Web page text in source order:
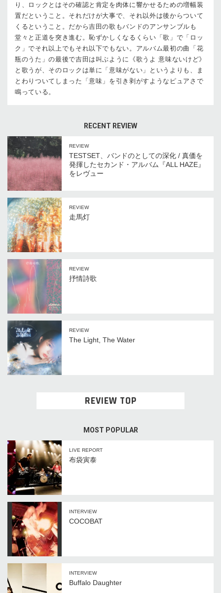
り、ロックとはその確認と肯定を肉体に響かせるための増幅装
置だということ。それだけが大事で、それ以外は後からついて
くるということ。だから吉田の歌もバンドのアンサンブルも
堂々と正道を突き進む。恥ずかしくなるくらい「歌」で「ロッ
ク」でそれ以上でもそれ以下でもない。アルバム最初の曲「花
瓶のうた」の最後で吉田は叫ぶように《歌うよ 意味ないけど》
と歌うが、そのロックは単に「意味がない」というよりも、ま
とわりついてしまった「意味」を引き剥がすようなピュアさで
鳴っている。
RECENT REVIEW
REVIEW
TESTSET、バンドのとしての深化 / 真価を
発揮したセカンド・アルバム『ALL HAZE』
をレヴュー
REVIEW
走馬灯
REVIEW
抒情詩歌
REVIEW
The Light, The Water
REVIEW TOP
MOST POPULAR
LIVE REPORT
布袋寅泰
INTERVIEW
COCOBAT
INTERVIEW
Buffalo Daughter